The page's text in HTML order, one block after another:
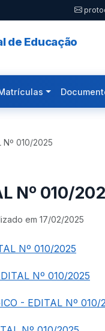
de Educação
Nº 010/2025
Nº 010/
em 17/02/2025
Nº 010/2025
Nº 010/2025
- EDITAL Nº 010/